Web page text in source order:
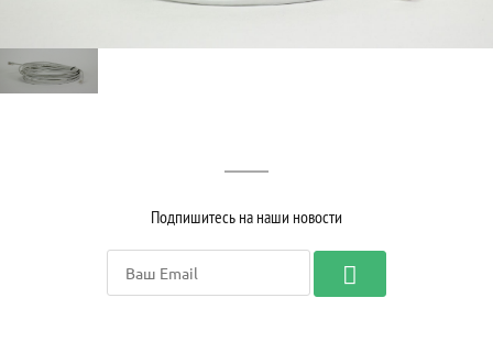
Подпишитесь на наши новости